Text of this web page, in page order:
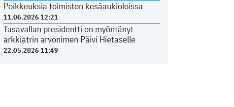
Poikkeuksia toimiston kesäaukioloissa
11.06.2026 12:21
Tasavallan presidentti on myöntänyt
arkkiatrin arvonimen Päivi Hietaselle
22.05.2026 11:49